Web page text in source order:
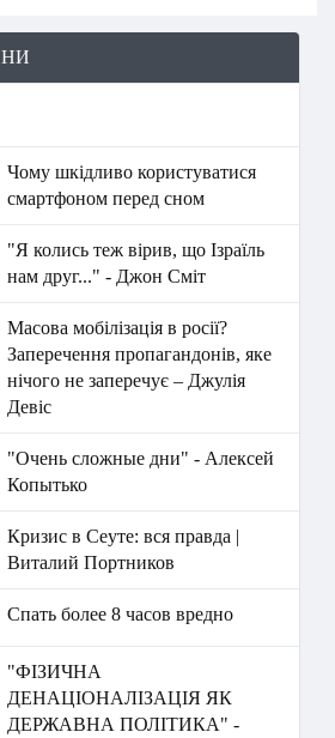
Чому шкідливо користуватися
смартфоном перед сном
"Я колись теж вірив, що Ізраїль
нам друг..." - Джон Сміт
Масова мобілізація в росії?
Заперечення пропагандонів, яке
нічого не заперечує – Джулія
Девіс
"Очень сложные дни" - Алексей
Копытько
Кризис в Сеуте: вся правда |
Виталий Портников
Спать более 8 часов вредно
"ФІЗИЧНА
ДЕНАЦІОНАЛІЗАЦІЯ ЯК
ДЕРЖАВНА ПОЛІТИКА" -